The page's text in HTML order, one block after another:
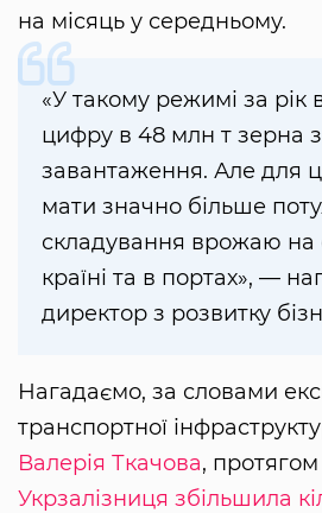
на місяць у середньому.
«У такому режимі за рік
цифру в 48 млн т зерна
завантаження. Але для
мати значно більше
складування врожаю на
країні та в портах», —
директор з розвитку
Нагадаємо, за словами
транспортної
Валерія Ткачова, протягом
Укрзалізниця збільшила